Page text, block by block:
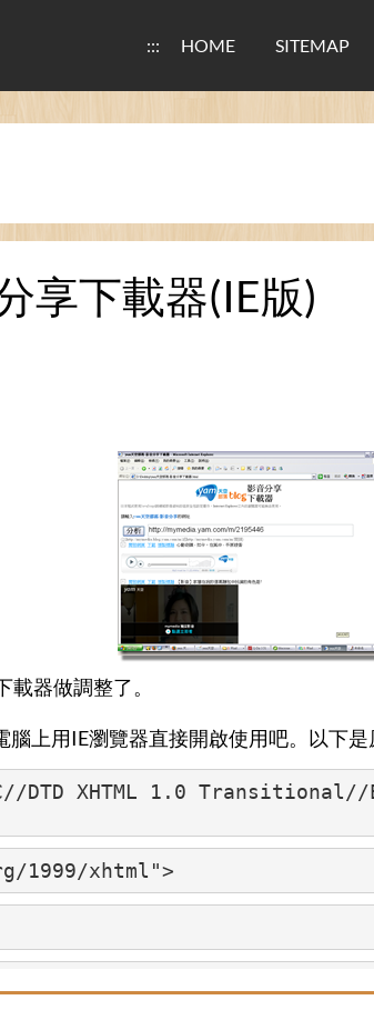
::: HOME SITEMAP
享下載器(IE版)
器做調整了。
腦上用IE瀏覽器直接開啟使用吧。以下是
DTD XHTML 1.0 Transitional//
1999/xhtml">